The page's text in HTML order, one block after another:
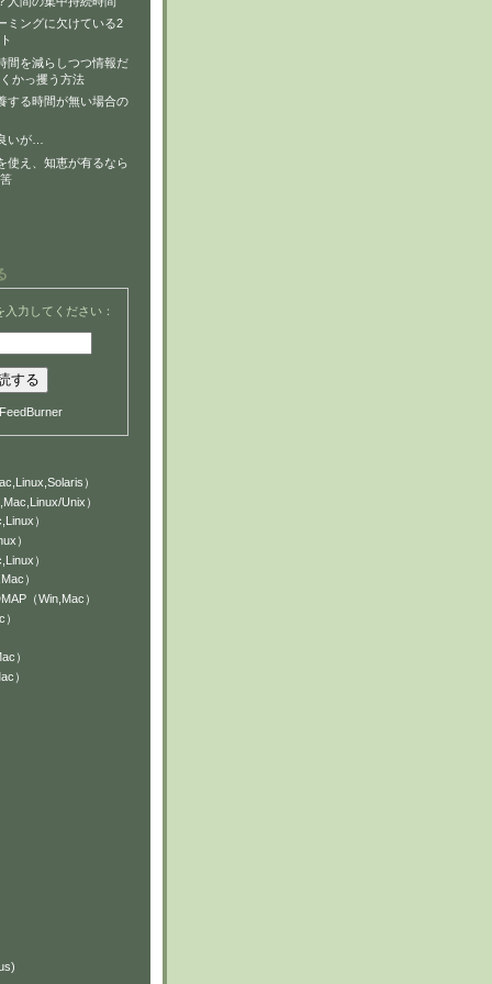
ミングに欠けている2
間を減らしつつ情報だ
かっ攫う方法
する時間が無い場合の
いが…
使え、知恵が有るなら
入力してください：
FeedBurner
）
Unix）
）
）
）
）
（Win,Mac）
）
）